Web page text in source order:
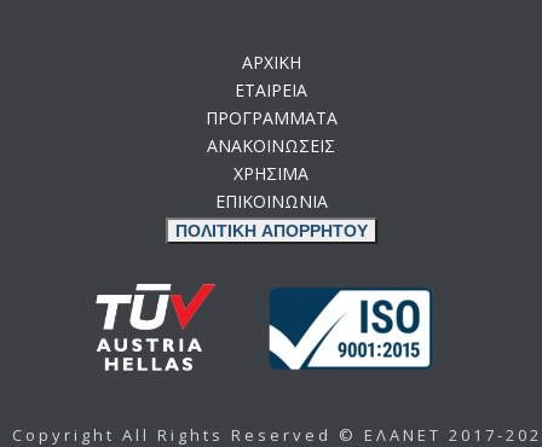
ΑΡΧΙΚΗ
ΕΤΑΙΡΕΙΑ
ΠΡΟΓΡΑΜΜΑΤΑ
ΑΝΑΚΟΙΝΩΣΕΙΣ
ΧΡΗΣΙΜΑ
ΕΠΙΚΟΙΝΩΝΙΑ
ΠΟΛΙΤΙΚΗ ΑΠΟΡΡΗΤΟΥ
Copyright All Rights Reserved © ΕΛΑΝΕΤ 2017-